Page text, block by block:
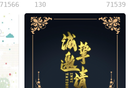
71566 130 71539